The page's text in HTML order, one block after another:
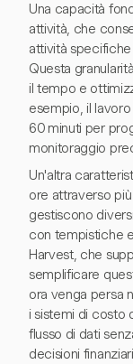
Una capacità
attività, che
attività
Questa
il tempo e
esempio, il
60 minuti per
monitoraggio
Un'altra
ore attraverso
gestiscono
con tempistiche
Harvest, che
semplificare
ora venga persa
i sistemi di costo
flusso di dati
decisioni